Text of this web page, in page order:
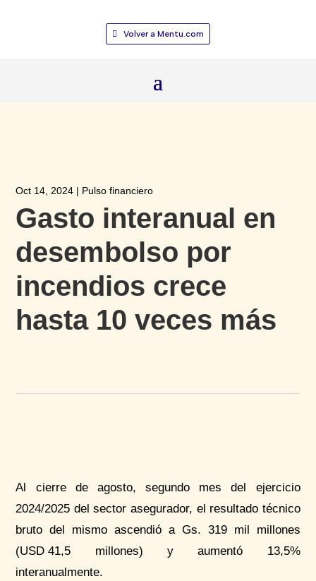
Volver a Mentu.com
Oct 14, 2024 | Pulso financiero
Gasto interanual en
desembolso por
incendios crece
hasta 10 veces más
Al cierre de agosto, segundo mes del ejercicio
2024/2025 del sector asegurador, el resultado técnico
bruto del mismo ascendió a Gs. 319 mil millones
(USD .41,5 millones) y aumentó 13,5%
interanualmente.